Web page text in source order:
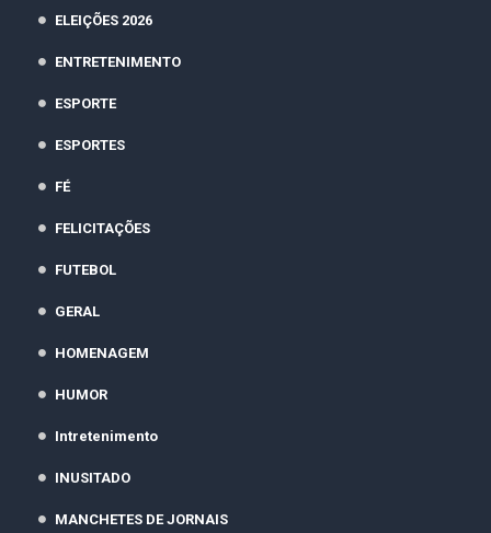
ELEIÇÕES 2026
ENTRETENIMENTO
ESPORTE
ESPORTES
FÉ
FELICITAÇÕES
FUTEBOL
GERAL
HOMENAGEM
HUMOR
Intretenimento
INUSITADO
MANCHETES DE JORNAIS